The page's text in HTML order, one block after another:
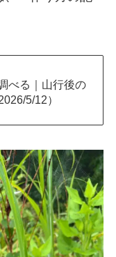
べる｜山行後の
5/12）